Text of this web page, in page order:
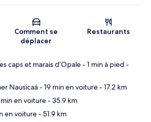
Carte
Comment se
déplacer
Restaurants
caps et marais d’Opale- 1 min à pied -
Nausicaá- 19 min en voiture- 17.2 km
en voiture- 35.9 km
en voiture- 51.9 km